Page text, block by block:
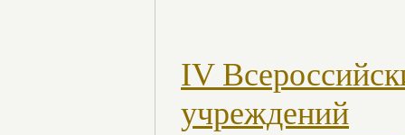
IV
учреждений